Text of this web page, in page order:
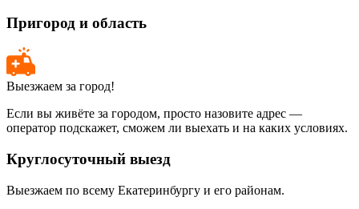
Пригород и область
Выезжаем за город!
Если вы живёте за городом, просто назовите адрес —
оператор подскажет, сможем ли выехать и на каких условиях.
Круглосуточный выезд
Выезжаем по всему Екатеринбургу и его районам.